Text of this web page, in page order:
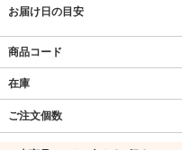
お届け日の目安
商品コード
在庫
ご注文個数